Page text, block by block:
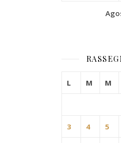
L M M
3 4 5